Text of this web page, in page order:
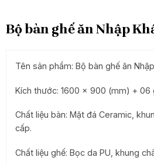
Bộ bàn ghế ăn Nhập
Tên sản phẩm: Bộ bàn ghế ăn
Kích thước: 1600 x 900 (mm) + 06
Chất liệu bàn: Mặt đá Ceramic,
cấp.
Chất liệu ghế: Bọc da PU, khung